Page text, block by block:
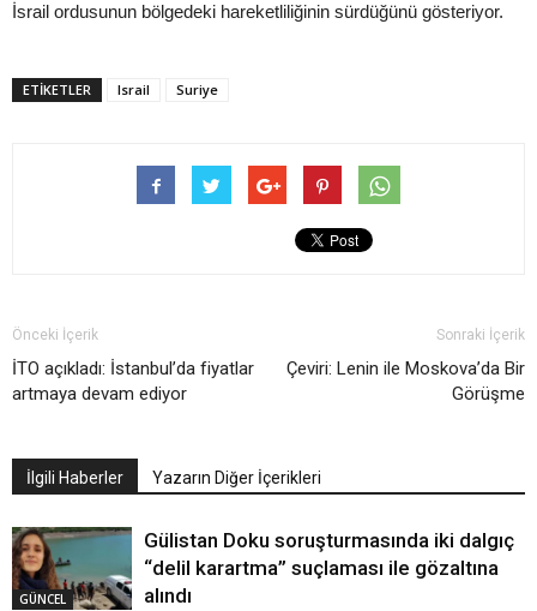
İsrail ordusunun bölgedeki hareketliliğinin sürdüğünü gösteriyor.
ETIKETLER Israil Suriye
Önceki İçerik
İTO açıkladı: İstanbul’da fiyatlar
artmaya devam ediyor
Sonraki İçerik
Çeviri: Lenin ile Moskova’da Bir
Görüşme
İlgili Haberler Yazarın Diğer İçerikleri
GÜNCEL
Gülistan Doku soruşturmasında iki dalgıç
“delil karartma” suçlaması ile gözaltına
alındı